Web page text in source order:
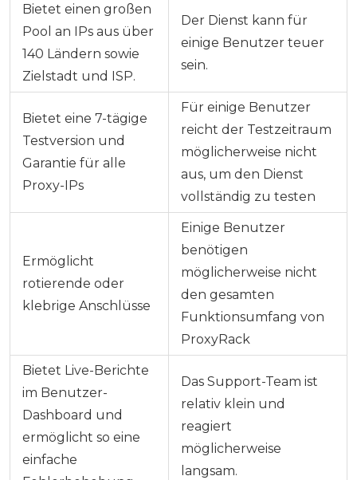
Bietet einen großen
Pool an IPs aus über
140 Ländern sowie
Zielstadt und ISP.
Der Dienst kann für
einige Benutzer teuer
sein.
Bietet eine 7-tägige
Testversion und
Garantie für alle
Proxy-IPs
Für einige Benutzer
reicht der Testzeitraum
möglicherweise nicht
aus, um den Dienst
vollständig zu testen
Ermöglicht
rotierende oder
klebrige Anschlüsse
Einige Benutzer
benötigen
möglicherweise nicht
den gesamten
Funktionsumfang von
ProxyRack
Bietet Live-Berichte
im Benutzer-
Dashboard und
ermöglicht so eine
einfache
Das Support-Team ist
relativ klein und
reagiert
möglicherweise
langsam.